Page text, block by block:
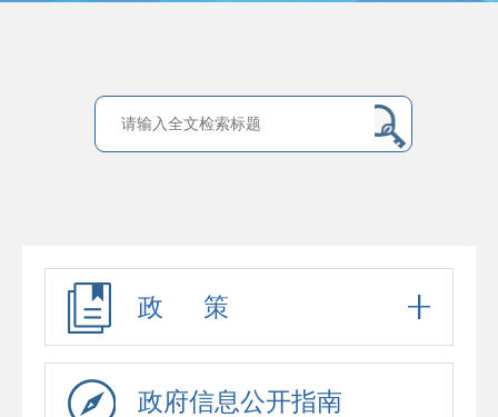
政 策
政府信息公开指南